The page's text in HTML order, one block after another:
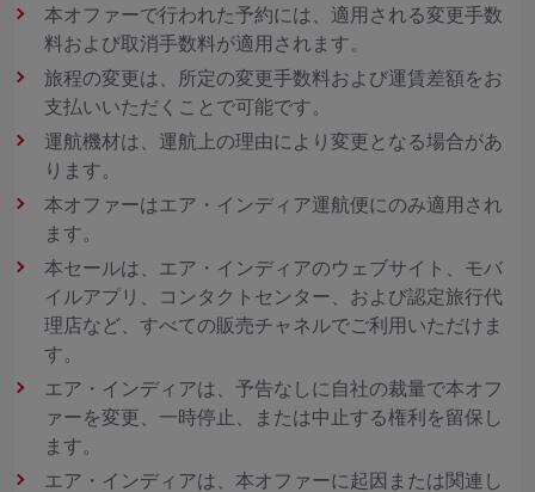
本オファーで行われた予約には、適用される変更手数
料および取消手数料が適用されます。
旅程の変更は、所定の変更手数料および運賃差額をお
支払いいただくことで可能です。
運航機材は、運航上の理由により変更となる場合があ
ります。
本オファーはエア・インディア運航便にのみ適用され
ます。
本セールは、エア・インディアのウェブサイト、モバ
イルアプリ、コンタクトセンター、および認定旅行代
理店など、すべての販売チャネルでご利用いただけま
す。
エア・インディアは、予告なしに自社の裁量で本オフ
ァーを変更、一時停止、または中止する権利を留保し
ます。
エア・インディアは、本オファーに起因または関連し